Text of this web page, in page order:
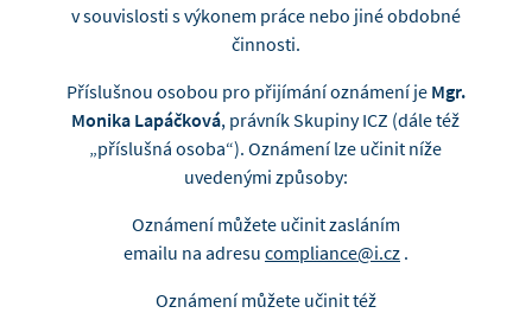
v souvislosti s výkonem práce nebo jiné obdobné
činnosti.
Příslušnou osobou pro přijímání oznámení je Mgr.
Monika Lapáčková, právník Skupiny ICZ (dále též
„příslušná osoba“). Oznámení lze učinit níže
uvedenými způsoby:
Oznámení můžete učinit zasláním
emailu na adresu compliance@i.cz.
Oznámení můžete učinit též